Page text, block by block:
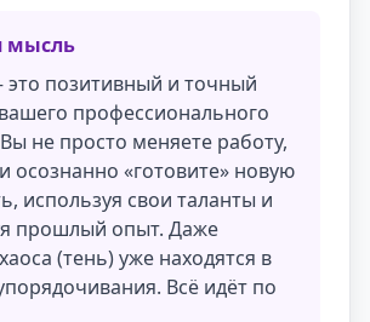
мысль
позитивный и точный
профессионального
не просто меняете работу,
осознанно «готовите» новую
используя свои таланты и
прошлый опыт. Даже
(тень) уже находятся в
Всё идёт по